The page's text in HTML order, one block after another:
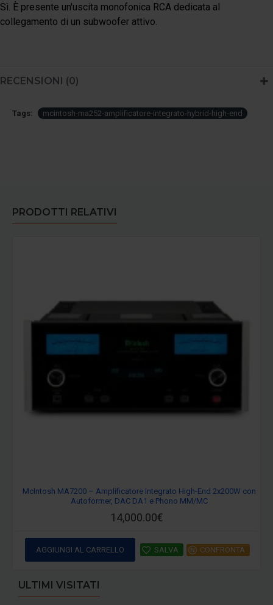
Sì. È presente un'uscita monofonica RCA dedicata al
collegamento di un subwoofer attivo.
RECENSIONI (0)
Tags: mcintosh-ma252-amplificatore-integrato-hybrid-high-end
PRODOTTI RELATIVI
McIntosh MA7200 – Amplificatore Integrato High-End 2x200W con
Autoformer, DAC DA1 e Phono MM/MC
14,000.00€
AGGIUNGI AL CARRELLO SALVA CONFRONTA
ULTIMI VISITATI